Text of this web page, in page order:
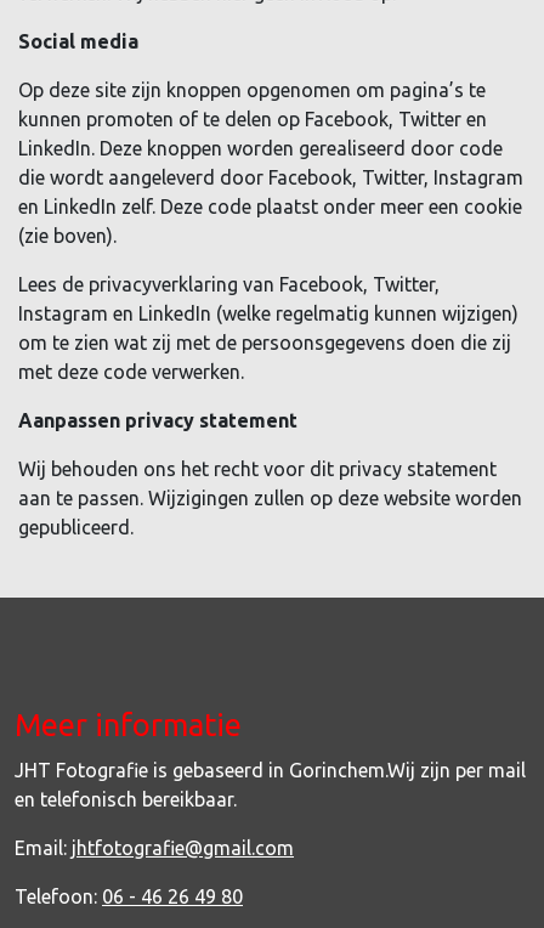
Social media
Op deze site zijn knoppen opgenomen om pagina’s te
kunnen promoten of te delen op Facebook, Twitter en
LinkedIn. Deze knoppen worden gerealiseerd door code
die wordt aangeleverd door Facebook, Twitter, Instagram
en LinkedIn zelf. Deze code plaatst onder meer een cookie
(zie boven).
Lees de privacyverklaring van Facebook, Twitter,
Instagram en LinkedIn (welke regelmatig kunnen wijzigen)
om te zien wat zij met de persoonsgegevens doen die zij
met deze code verwerken.
Aanpassen privacy statement
Wij behouden ons het recht voor dit privacy statement
aan te passen. Wijzigingen zullen op deze website worden
gepubliceerd.
Meer informatie
JHT Fotografie is gebaseerd in Gorinchem.Wij zijn per mail
en telefonisch bereikbaar.
Email: jhtfotografie@gmail.com
Telefoon: 06 - 46 26 49 80